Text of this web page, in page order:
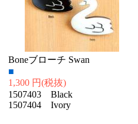
Boneブローチ Swan
■
1,300 円(税抜)
1507403 Black
1507404 Ivory